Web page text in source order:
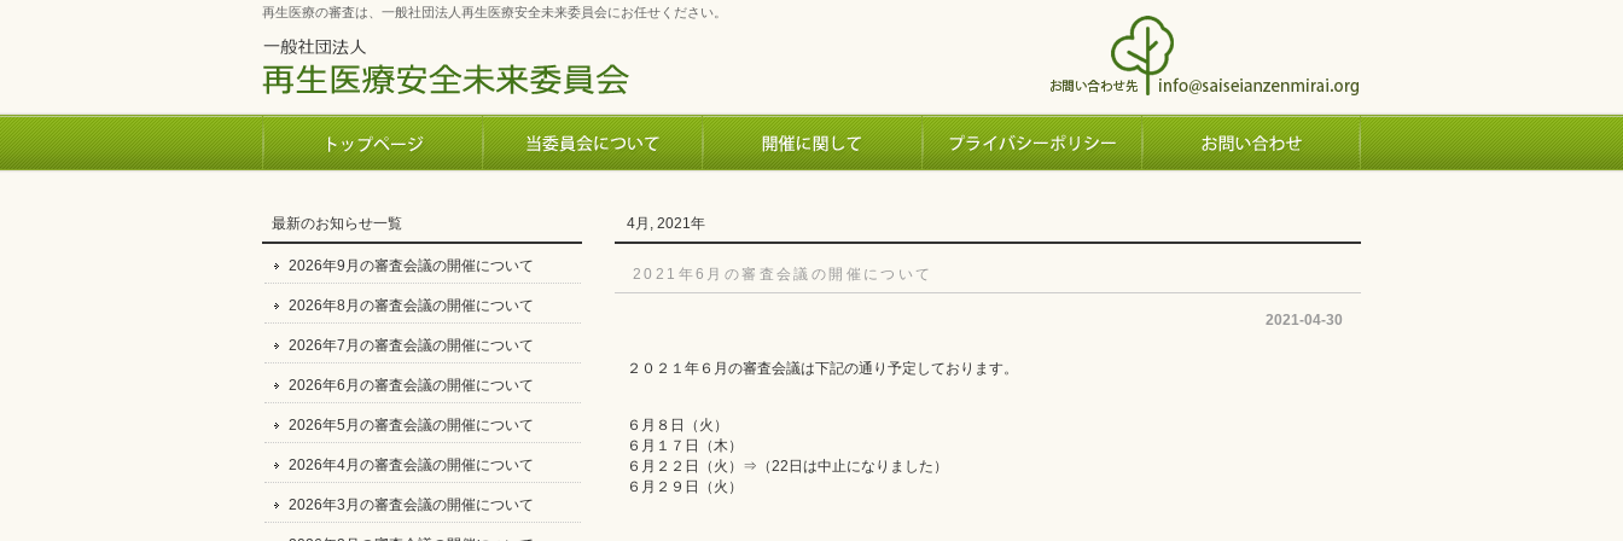
再生医療の審査は、一般社団法人再生医療安全未来委員会にお任せください。
4月, 2021年
2021年6月の審査会議の開催について
2021-04-30
２０２１年６月の審査会議は下記の通り予定しております。
６月８日（火）
６月１７日（木）
６月２２日（火）⇒（22日は中止になりました）
６月２９日（火）
最新のお知らせ一覧
2026年9月の審査会議の開催について
2026年8月の審査会議の開催について
2026年7月の審査会議の開催について
2026年6月の審査会議の開催について
2026年5月の審査会議の開催について
2026年4月の審査会議の開催について
2026年3月の審査会議の開催について